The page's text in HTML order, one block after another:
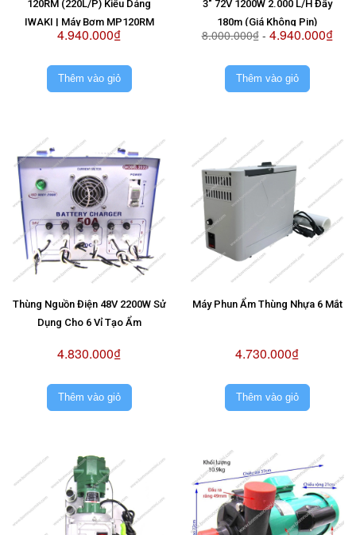
120RM (220L/P) Kiểu Dáng
IWAKI | Máy Bơm MP120RM
220V
4.940.000₫
Thêm vào giỏ
3" 72V 1200W 2.000 L/H Đẩy
180m (Giá Không Pin)
8.000.000₫- 4.940.000₫
Thêm vào giỏ
Thùng Nguồn Điện 48V 2200W Sử
Dụng Cho 6 Vỉ Tạo Ẩm
4.830.000₫
Thêm vào giỏ
Máy Phun Ẩm Thùng Nhựa 6 Mắt
4.730.000₫
Thêm vào giỏ